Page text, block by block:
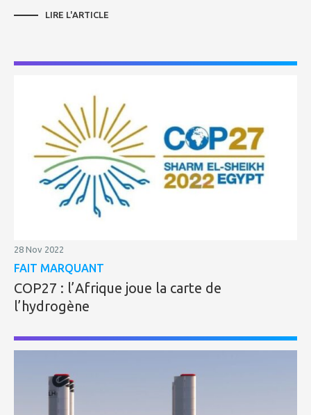
LIRE L'ARTICLE
28 Nov 2022
FAIT MARQUANT
COP27 : l’Afrique joue la carte de
l’hydrogène